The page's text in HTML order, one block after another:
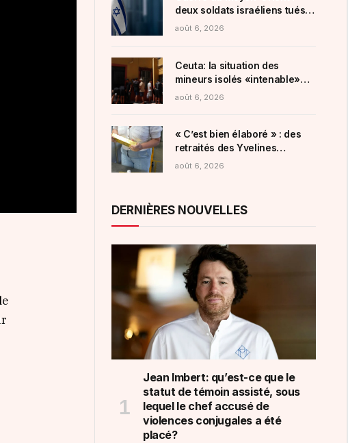
deux soldats israéliens tués
au sud du Liban
août 6, 2026
Ceuta: la situation des
mineurs isolés «intenable»
dans l’enclave espagnole
août 6, 2026
« C’est bien élaboré » : des
retraités des Yvelines
escroqués pour plus d’un
août 6, 2026
DERNIÈRES NOUVELLES
Jean Imbert: qu’est-ce que le
statut de témoin assisté, sous
lequel le chef accusé de
violences conjugales a été
placé?